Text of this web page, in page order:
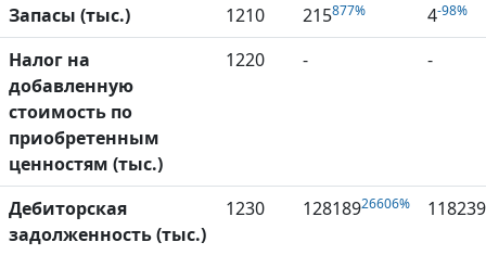
Запасы (тыс.) 1210 215877% 4-98%
Налог на
добавленную
стоимость по
приобретенным
ценностям (тыс.)
1220 - -
Дебиторская
задолженность (тыс.)
1230 12818926606% 118239